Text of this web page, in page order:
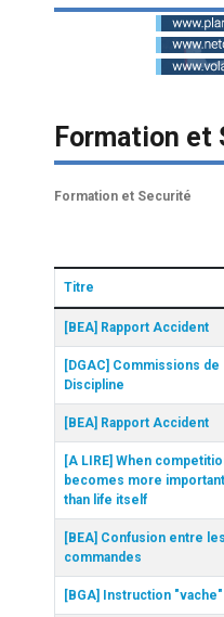
Formation et
Formation et Securité
Titre
[BEA] Rapport Accident
[DGAC] Commissions de
Discipline
[BEA] Rapport Accident
[A LIRE] When
becomes more important
than life itself
[BEA] Confusion entre les
commandes
[BGA] Instruction "vache"